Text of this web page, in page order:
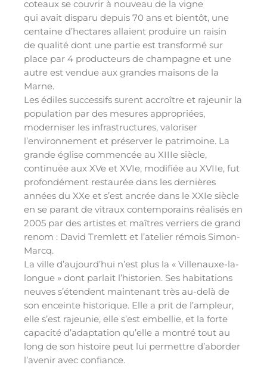
coteaux se couvrir à nouveau de la vigne
qui avait disparu depuis 70 ans et bientôt, une
centaine d’hectares allaient produire un raisin
de qualité dont une partie est transformé sur
place par 4 producteurs de champagne et une
autre est vendue aux grandes maisons de la
Marne.
Les édiles successifs surent accroître et rajeunir la
population par des mesures appropriées,
moderniser les infrastructures, valoriser
l’environnement et préserver le patrimoine. La
grande église commencée au XIIIe siècle,
continuée aux XVe et XVIe, modifiée au XVIIe, fut
profondément restaurée dans les dernières
années du XXe et s’est ancrée dans le XXIe siècle
en se parant de vitraux contemporains réalisés en
2005 par des artistes et maîtres verriers de grand
renom : David Tremlett et l’atelier rémois Simon-
Marcq.
La ville d’aujourd’hui n’est plus la « Villenauxe-la-
longue » dont parlait l’historien. Ses habitations
neuves s’étendent maintenant très au-delà de
son enceinte historique. Elle a prit de l’ampleur,
elle s’est rajeunie, elle s’est embellie, et la forte
capacité d’adaptation qu’elle a montré tout au
long de son histoire peut lui permettre d’aborder
l’avenir avec confiance.